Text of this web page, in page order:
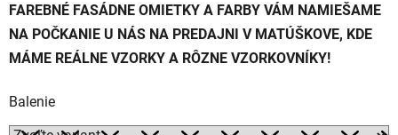
FAREBNÉ FASÁDNE OMIETKY A FARBY VÁM NAMIEŠAME
NA POČKANIE U NÁS NA PREDAJNI V MATÚŠKOVE, KDE
MÁME REÁLNE VZORKY A RÔZNE VZORKOVNÍKY!
Balenie